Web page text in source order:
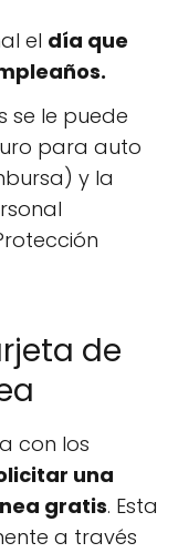
el día que
se le puede
para auto
y la
de
con los
una
gratis. Esta
a través